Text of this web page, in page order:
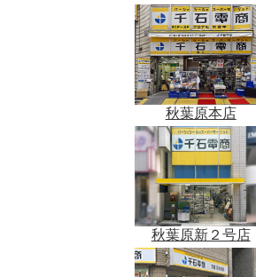
秋葉原本店
秋葉原新２号店